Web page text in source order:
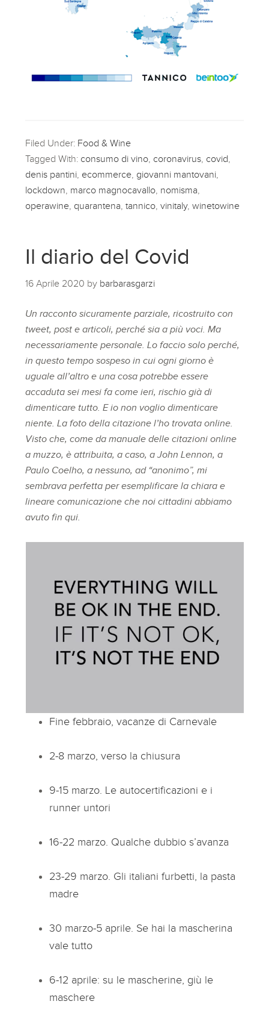
Filed Under: Food & Wine
Tagged With: consumo di vino coronavirus covid
denis pantini ecommerce giovanni mantovani
lockdown marco magnocavallo nomisma
operawine ,quarantena ,tannico ,vinitaly,winetowine
Il diario del Covid
16 Aprile 2020 by barbarasgarzi
Un racconto sicuramente parziale, ricostruito con
tweet, post e articoli, perché sia a più voci. Ma
necessariamente personale.Lo faccio solo perché,
in questo tempo sospeso in cui ogni giorno è
uguale all’altro e una cosa potrebbe essere
accaduta sei mesi fa come ieri, rischio già di
dimenticare tutto. E io non voglio dimenticare
niente.La foto della citazione l’ho trovata online.
Visto che, come da manuale delle citazioni online
a muzzo, è attribuita, a caso, a John Lennon, a
Paulo Coelho, a nessuno, ad “anonimo”, mi
sembrava perfetta per esemplificare la chiara e
lineare comunicazione che noi cittadini abbiamo
avuto fin qui.
Fine febbraio, vacanze di Carnevale
2-8 marzo, verso la chiusura
9-15 marzo. Le autocertificazioni e i
runner untori
16-22 marzo. Qualche dubbio s’avanza
23-29 marzo. Gli italiani furbetti, la pasta
madre
30 marzo-5 aprile. Se hai la mascherina
vale tutto
6-12 aprile: su le mascherine, giù le
maschere